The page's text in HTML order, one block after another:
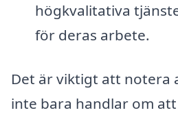
högkvalitativa
för deras arbete.
Det är viktigt att notera
inte bara handlar om